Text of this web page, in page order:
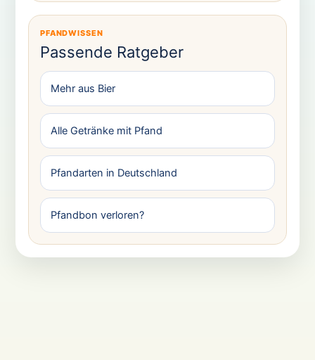
PFANDWISSEN
Passende Ratgeber
Mehr aus Bier
Alle Getränke mit Pfand
Pfandarten in Deutschland
Pfandbon verloren?